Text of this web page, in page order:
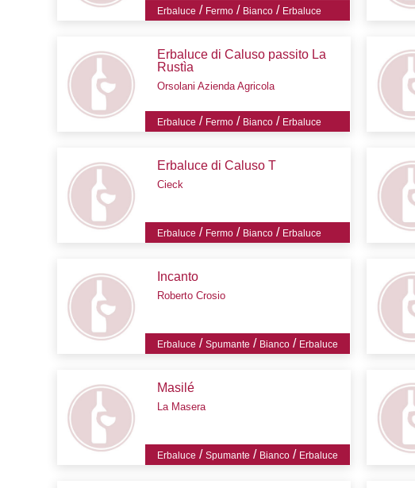
Erbaluce / Fermo/ Bianco/ Erbaluce
Erbaluce di Caluso passito La
Rustìa
Orsolani Azienda Agricola
Erbaluce / Fermo/ Bianco/ Erbaluce
Erbaluce di Caluso T
Cieck
Erbaluce / Fermo/ Bianco/ Erbaluce
Incanto
Roberto Crosio
Erbaluce / Spumante / Bianco/ Erbaluce
Masilé
La Masera
Erbaluce / Spumante / Bianco/ Erbaluce